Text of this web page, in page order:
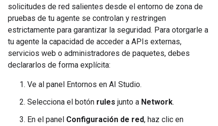
solicitudes de red salientes desde el entorno de zona de
pruebas de tu agente se controlan y restringen
estrictamente para garantizar la seguridad. Para otorgarle a
tu agente la capacidad de acceder a APIs externas,
servicios web o administradores de paquetes, debes
declararlos de forma explícita:
Ve al panel Entornos en AI Studio.
Selecciona el botón rules junto a Network.
En el panel Configuración de red, haz clic en